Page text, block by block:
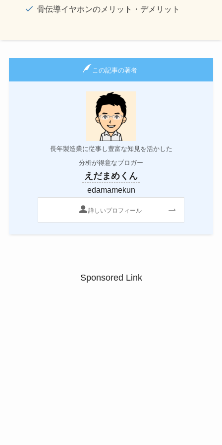
骨伝導イヤホンのメリット・デメリット
この記事の著者
長年製造業に従事し豊富な知見を活かした
分析が得意なブロガー
えだまめくん
edamamekun
詳しいプロフィール
Sponsored Link